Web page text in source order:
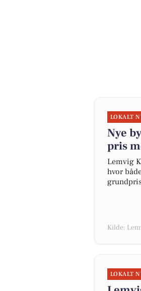
LOKALT
Nye
pris
Lemvig
hvor
Kilde:
LOKALT